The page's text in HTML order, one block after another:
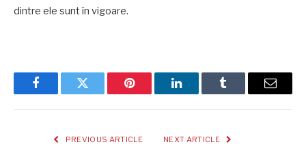
dintre ele sunt în vigoare.
FacebookTwitter Pinterest LinkedInTumblr Email
PREVIOUS ARTICLE NEXT ARTICLE